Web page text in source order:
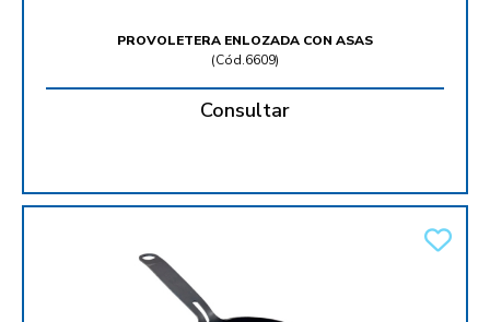
PROVOLETERA ENLOZADA CON ASAS
(Cód.6609)
Consultar